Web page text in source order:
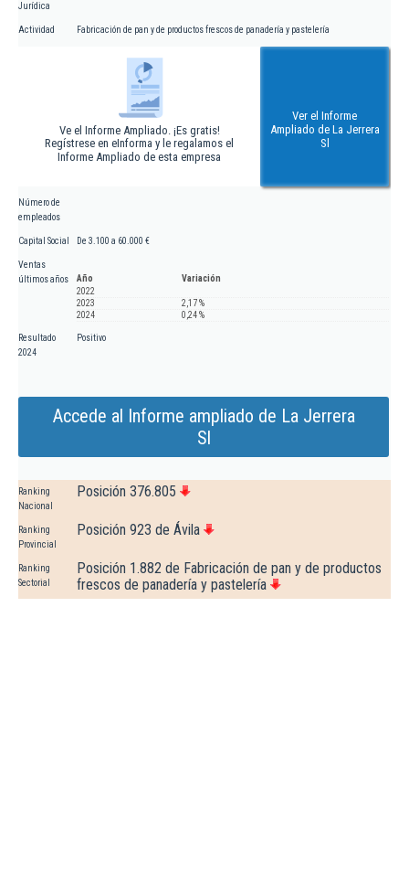
Jurídica
Actividad Fabricación de pan y de productos frescos de panadería y pastelería
Ve el Informe Ampliado. ¡Es gratis!
Regístrese en eInforma y le regalamos el
Informe Ampliado de esta empresa
Ver el Informe
Ampliado de La Jerrera
Sl
Número de
empleados
Capital Social De 3.100 a 60.000 €
Ventas
últimos años
Año
Variación
2022
2023
2,17 %
2024
0,24 %
Resultado
2024
Positivo
Accede al Informe ampliado de La Jerrera
Sl
Ranking
Nacional
Posición 376.805
Ranking
Provincial
Posición 923 de Ávila
Ranking
Sectorial
Posición 1.882 de Fabricación de pan y de productos
frescos de panadería y pastelería